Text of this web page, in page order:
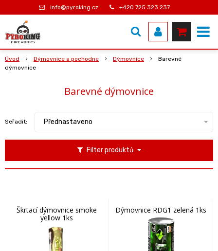
info@pyroking.cz +420 725 323 237
Úvod Dýmovnice a pochodne Dýmovnice
Barevné
dýmovnice
Barevné dýmovnice
Filter produktů
Seřadit: Přednastaveno
Škrtací dýmovnice smoke
yellow 1ks
Dýmovnice RDG1 zelená 1ks